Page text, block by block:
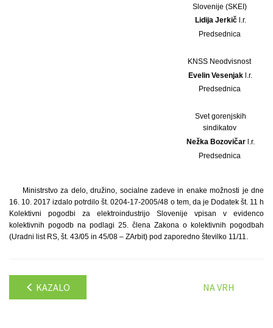
Slovenije (SKEI)
Lidija Jerkičl.r.
Predsednica
KNSS Neodvisnost
Evelin Vesenjak l.r.
Predsednica
Svet gorenjskih
sindikatov
Nežka Bozovičarl.r.
Predsednica
Ministrstvo za delo, družino, socialne zadeve in enake možnosti je dne
16. 10. 2017 izdalo potrdilo št. 0204-17-2005/48 o tem, da je Dodatek št. 11 h
Kolektivni pogodbi za elektroindustrijo Slovenije vpisan v evidenco
kolektivnih pogodb na podlagi 25. člena Zakona o kolektivnih pogodbah
(Uradni list RS, št. 43/05 in 45/08 – ZArbit) pod zaporedno številko 11/11.
KAZALO NA VRH